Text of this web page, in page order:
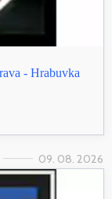
- Hrabuvka
09. 08. 2026